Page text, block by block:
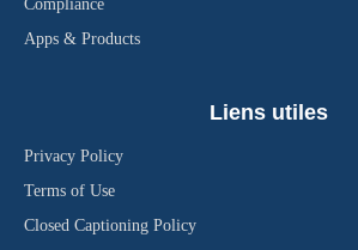
Compliance
Apps & Products
Liens utiles
Privacy Policy
Terms of Use
Closed Captioning Policy